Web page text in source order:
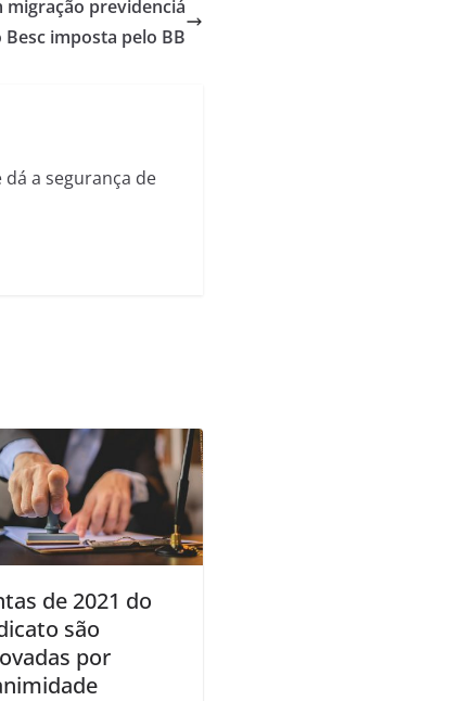
migração previdenciá
imposta pelo BB
a segurança de
de 2021 do
são
por